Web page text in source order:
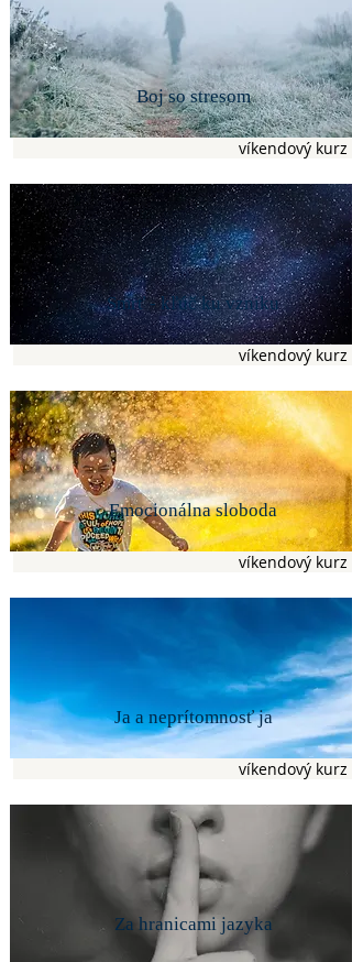
víkendový kurz
Boj so stresom
víkendový kurz
Smrť - kľúč ku vzniku
víkendový kurz
Emocionálna sloboda
víkendový kurz
Ja a neprítomnosť ja
Za hranicami jazyka